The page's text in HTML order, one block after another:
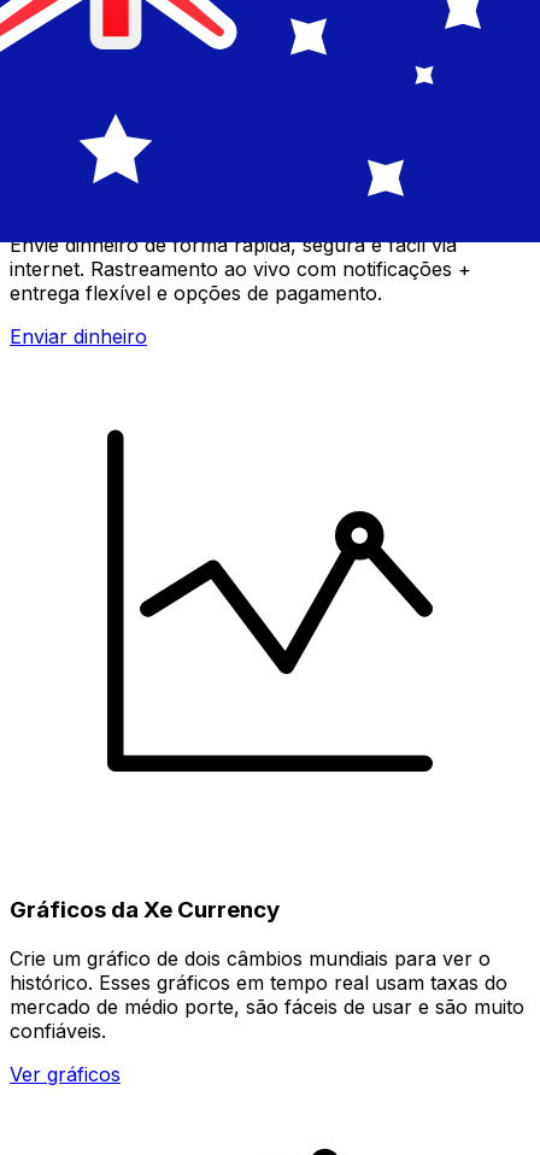
Transferência internacional de dinheiro Xe
Envie dinheiro de forma rápida, segura e fácil via
internet. Rastreamento ao vivo com notificações +
entrega flexível e opções de pagamento.
Enviar dinheiro
Gráficos da Xe Currency
Crie um gráfico de dois câmbios mundiais para ver o
histórico. Esses gráficos em tempo real usam taxas do
mercado de médio porte, são fáceis de usar e são muito
confiáveis.
Ver gráficos